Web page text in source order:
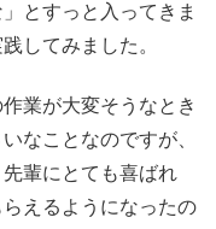
とすっと入ってきま
してみました。
業が大変そうなとき
なことなのですが、
輩にとても喜ばれ
えるようになったの